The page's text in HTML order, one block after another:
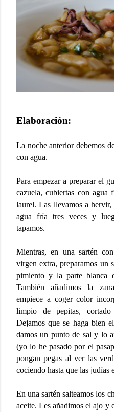
Elaboración:
La noche anterior debemos
con agua.
Para empezar a preparar el
cazuela, cubiertas con
laurel. Las llevamos a
agua fría tres veces y
tapamos.
Mientras, en una sartén
virgen extra, preparamos un
pimiento y la parte blanca
También añadimos la
empiece a coger color
limpio de pepitas,
Dejamos que se haga bien
damos un punto de sal y lo
(yo lo he pasado por el
pongan pegas al ver las
cociendo hasta que las judías
En una sartén salteamos los
aceite. Les añadimos el ajo y